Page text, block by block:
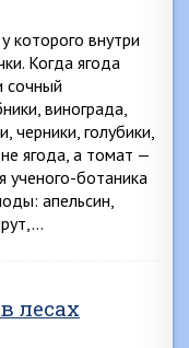
которого внутри
Когда ягода
сочный
винограда,
черники, голубики,
ягода, а томат —
ученого-ботаника
апельсин,
лесах